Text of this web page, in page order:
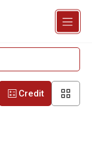
Credit